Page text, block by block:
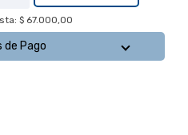
$ 67.000,00
de Pago